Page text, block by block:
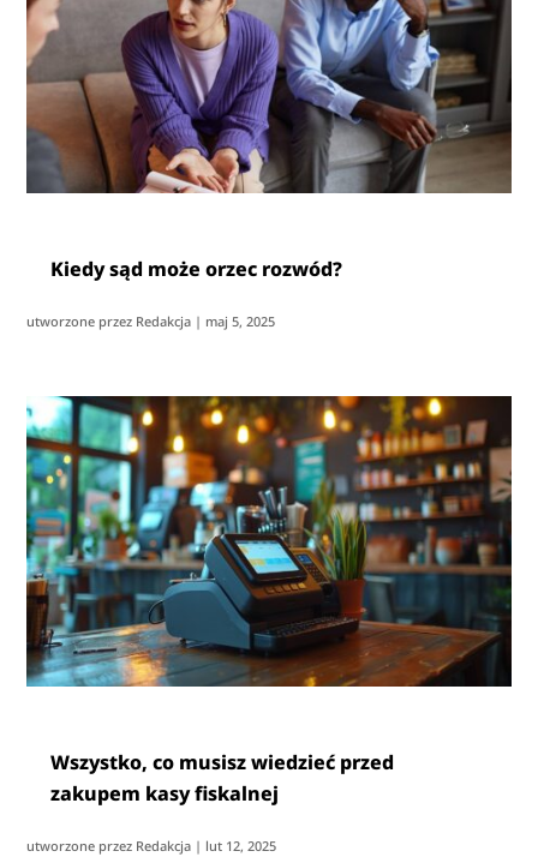
Kiedy sąd może orzec rozwód?
utworzone przez Redakcja | maj 5, 2025
Wszystko, co musisz wiedzieć przed
zakupem kasy fiskalnej
utworzone przez Redakcja | lut 12, 2025